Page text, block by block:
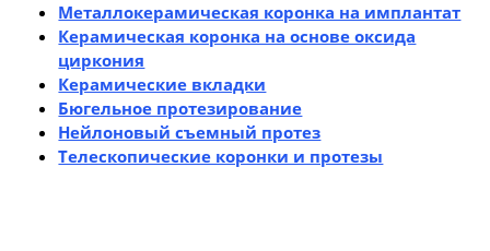
Металлокерамическая коронка на имплантат
Керамическая коронка на основе оксида
циркония
Керамические вкладки
Бюгельное протезирование
Нейлоновый съемный протез
Телескопические коронки и протезы